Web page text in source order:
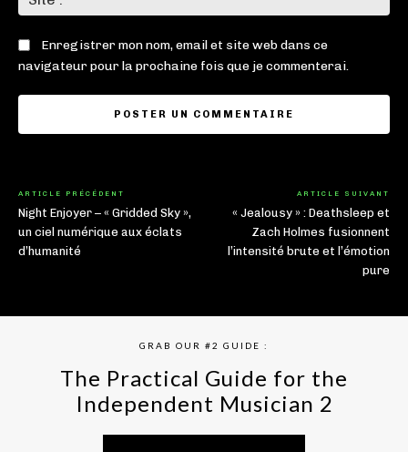
:
Enregistrer mon nom, email et site web dans ce
navigateur pour la prochaine fois que je commenterai.
ARTICLE PRÉCÉDENT
Night Enjoyer – « Gridded Sky »,
un ciel numérique aux éclats
d’humanité
ARTICLE SUIVANT
« Jealousy » : Deathsleep et
Zach Holmes fusionnent
l’intensité brute et l’émotion
pure
GRAB OUR #2 GUIDE :
The Practical Guide for the
Independent Musician 2